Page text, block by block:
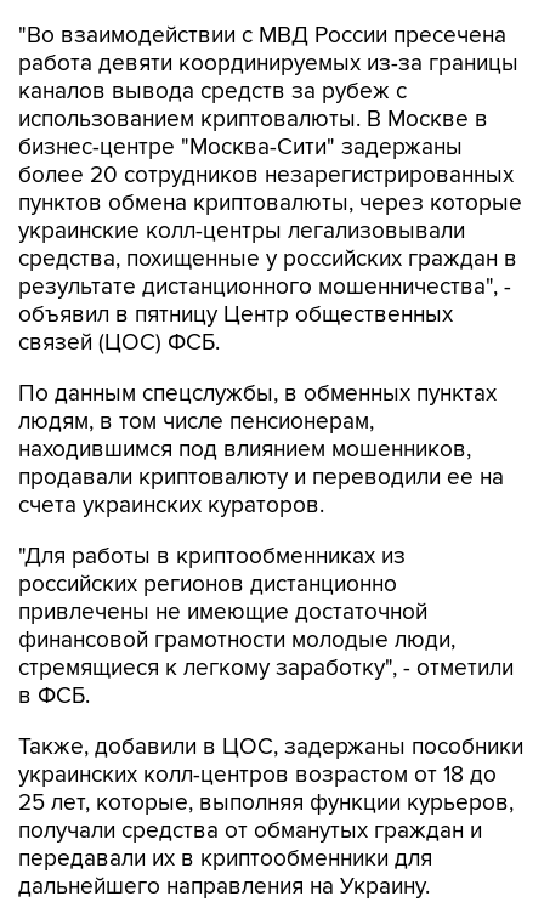
"Во взаимодействии с МВД России пресечена
работа девяти координируемых из-за границы
каналов вывода средств за рубеж с
использованием криптовалюты. В Москве в
бизнес-центре "Москва-Сити" задержаны
более 20 сотрудников незарегистрированных
пунктов обмена криптовалюты, через которые
украинские колл-центры легализовывали
средства, похищенные у российских граждан в
результате дистанционного мошенничества", -
объявил в пятницу Центр общественных
связей (ЦОС) ФСБ.
По данным спецслужбы, в обменных пунктах
людям, в том числе пенсионерам,
находившимся под влиянием мошенников,
продавали криптовалюту и переводили ее на
счета украинских кураторов.
"Для работы в криптообменниках из
российских регионов дистанционно
привлечены не имеющие достаточной
финансовой грамотности молодые люди,
стремящиеся к легкому заработку", - отметили
в ФСБ.
Также, добавили в ЦОС, задержаны пособники
украинских колл-центров возрастом от 18 до
25 лет, которые, выполняя функции курьеров,
получали средства от обманутых граждан и
передавали их в криптообменники для
дальнейшего направления на Украину.